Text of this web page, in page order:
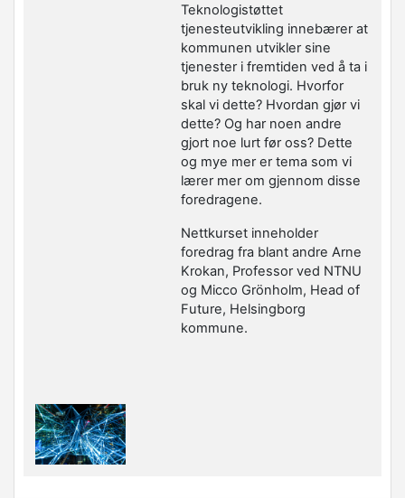
Teknologistøttet
tjenesteutvikling innebærer at
kommunen utvikler sine
tjenester i fremtiden ved å ta i
bruk ny teknologi. Hvorfor
skal vi dette? Hvordan gjør vi
dette? Og har noen andre
gjort noe lurt før oss? Dette
og mye mer er tema som vi
lærer mer om gjennom disse
foredragene.
Nettkurset inneholder
foredrag fra blant andre Arne
Krokan, Professor ved NTNU
og Micco Grönholm, Head of
Future, Helsingborg
kommune.